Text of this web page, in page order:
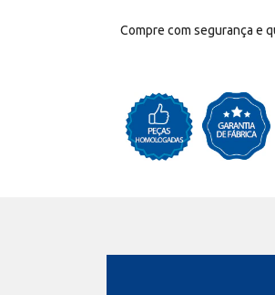
Compre com segurança e